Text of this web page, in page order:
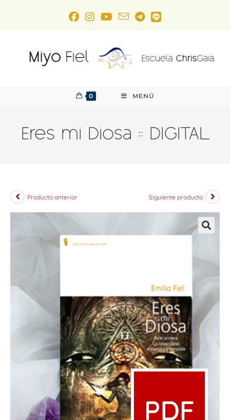
0 MENÚ
Eres mi Diosa :: DIGITAL
Producto anterior Siguiente producto